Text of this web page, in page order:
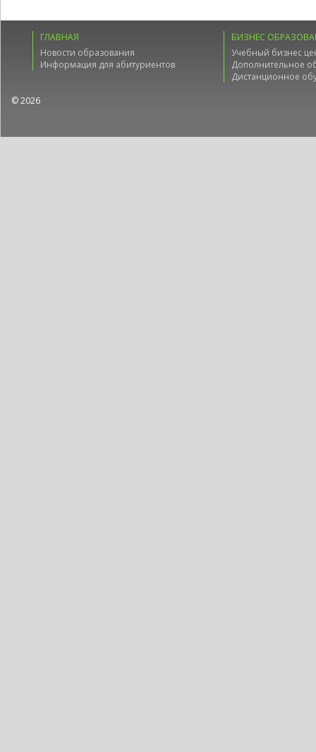
ГЛАВНАЯ
Новости образования
Информация для абитуриентов
БИЗНЕС
Учебный бизнес
Дополнительное
Дистанционное
© 2026